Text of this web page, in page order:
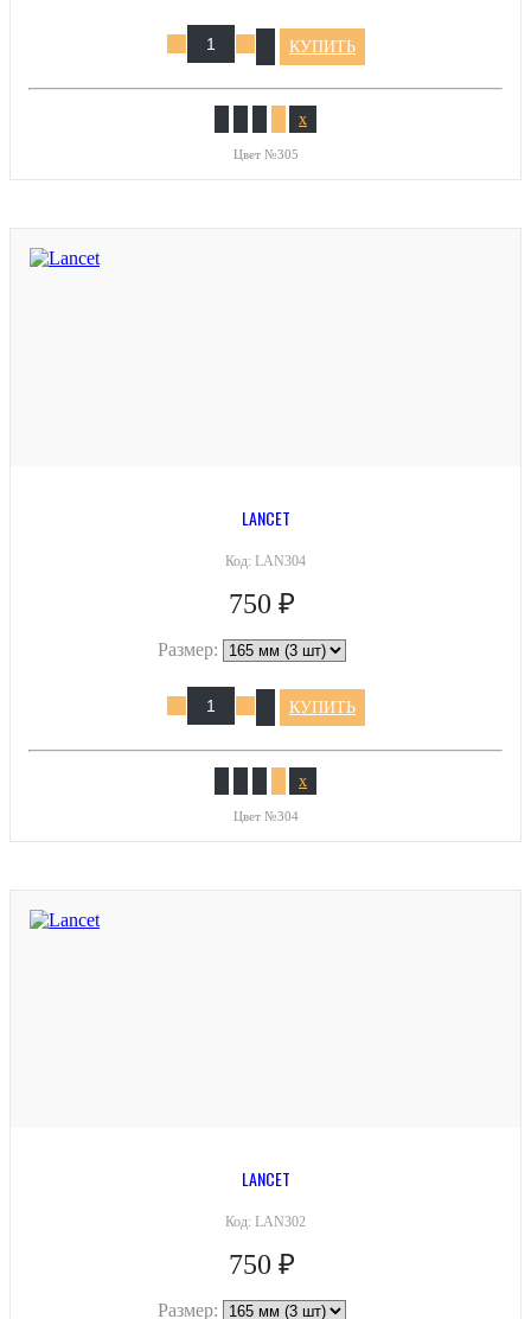
КУПИТЬ
x
Цвет №305
LANCET
Код: LAN304
750 ₽
Размер:
КУПИТЬ
x
Цвет №304
LANCET
Код: LAN302
750 ₽
Размер: